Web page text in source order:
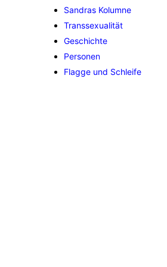
Sandras Kolumne
Transsexualität
Geschichte
Personen
Flagge und Schleife